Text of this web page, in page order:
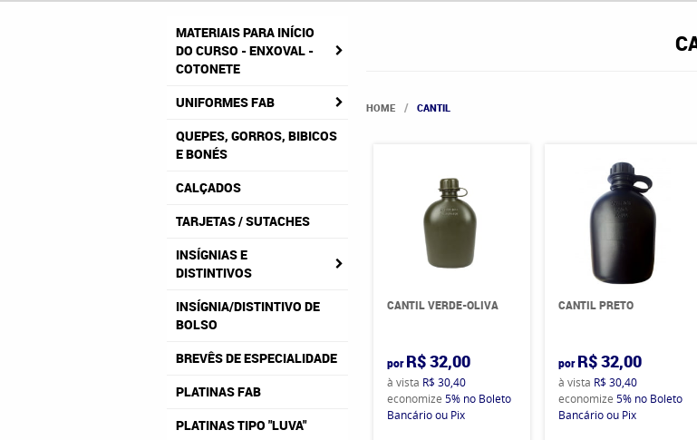
MATERIAIS PARA INÍCIO
DO CURSO - ENXOVAL -
COTONETE
UNIFORMES FAB
QUEPES, GORROS, BIBICOS
E BONÉS
CALÇADOS
TARJETAS / SUTACHES
INSÍGNIAS E
DISTINTIVOS
INSÍGNIA/DISTINTIVO DE
BOLSO
BREVÊS DE ESPECIALIDADE
PLATINAS FAB
PLATINAS TIPO "LUVA"
HOME CANTIL
CANTIL VERDE-OLIVA
por R$ 32,00
à vista R$ 30,40
economize 5% no Boleto
Bancário ou Pix
CANTIL PRETO
por R$ 32,00
à vista R$ 30,40
economize 5% no Boleto
Bancário ou Pix